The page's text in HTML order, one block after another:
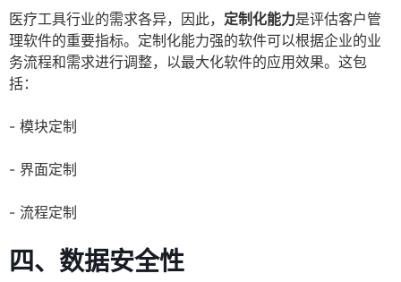
医疗工具行业的需求各异，因此， 定制化能力是评估客户管
理软件的重要指标。定制化能力强的软件可以根据企业的业
务流程和需求进行调整，以最大化软件的应用效果。这包
括：
- 模块定制
- 界面定制
- 流程定制
四、数据安全性